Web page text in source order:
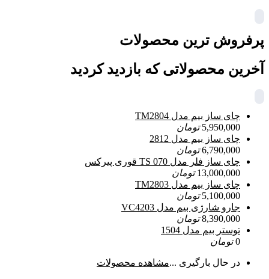
پرفروش ترین محصولات
آخرین محصولاتی که بازدید کردید
چای ساز بیم مدل TM2804
5,950,000 تومان
چای ساز بیم مدل 2812
6,790,000 تومان
چای ساز فلر مدل TS 070 قوری پیرکس
13,000,000 تومان
چای ساز بیم مدل TM2803
5,100,000 تومان
جارو شارژی بیم مدل VC4203
8,390,000 تومان
توستر بیم مدل 1504
0 تومان
در حال بارگیری ...مشاهده محصولات